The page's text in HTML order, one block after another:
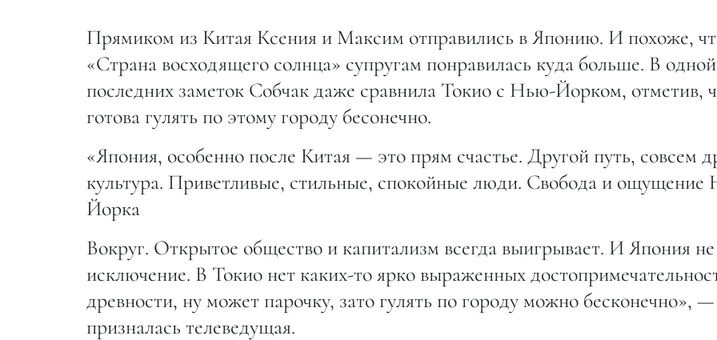
Прямиком из Китая Ксения и Максим отправились в Японию. И похоже,
«Страна восходящего солнца» супругам понравилась куда больше. В
последних заметок Собчак даже сравнила Токио с Нью-Йорком, отметив,
готова гулять по этому городу бесонечно.
«Япония, особенно после Китая — это прям счастье. Другой путь, совсем
культура. Приветливые, стильные, спокойные люди. Свобода и
Йорка
Вокруг. Открытое общество и капитализм всегда выигрывает. И Япония не
исключение. В Токио нет каких-то ярко выраженных
древности, ну может парочку, зато гулять по городу можно бесконечно», —
призналась телеведущая.